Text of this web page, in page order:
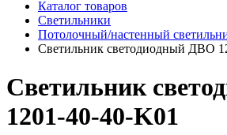
Каталог товаров
Светильники
Потолочный/настенный
Светильник светодиодный ДВО
Светильник
1201-40-40-K01